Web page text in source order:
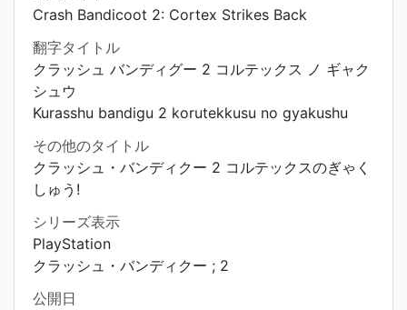
Crash Bandicoot 2: Cortex Strikes Back
翻字タイトル
クラッシュ バンディグー 2 コルテックス ノ ギャク
シュウ
Kurasshu bandigu 2 korutekkusu no gyakushu
その他のタイトル
クラッシュ・バンディクー 2 コルテックスのぎゃく
しゅう!
シリーズ表示
PlayStation
クラッシュ・バンディクー ; 2
公開日